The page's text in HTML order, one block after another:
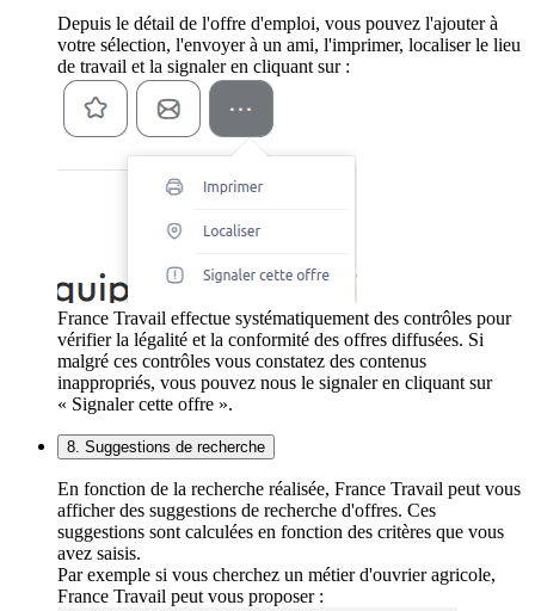
Depuis le détail de l'offre d'emploi, vous pouvez l'ajouter à
votre sélection, l'envoyer à un ami, l'imprimer, localiser le lieu
de travail et la signaler en cliquant sur :
France Travail effectue systématiquement des contrôles pour
vérifier la légalité et la conformité des offres diffusées. Si
malgré ces contrôles vous constatez des contenus
inappropriés, vous pouvez nous le signaler en cliquant sur
« Signaler cette offre ».
8. Suggestions de recherche
En fonction de la recherche réalisée, France Travail peut vous
afficher des suggestions de recherche d'offres. Ces
suggestions sont calculées en fonction des critères que vous
avez saisis.
Par exemple si vous cherchez un métier d'ouvrier agricole,
France Travail peut vous proposer :